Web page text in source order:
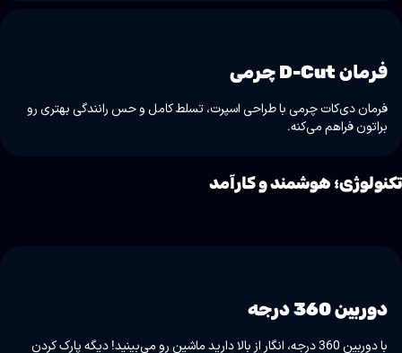
فرمان D-Cut چرمی
فرمان دی‌کات چرمی با طراحی اسپرت، تسلط کامل و حس رانندگی بهتری رو
براتون فراهم می‌کنه.
هوشمند و کارآمد
دوربین 360 درجه
با دوربین 360 درجه، انگار از بالا دارید ماشین رو می‌بینید! دیگه پارک کردن